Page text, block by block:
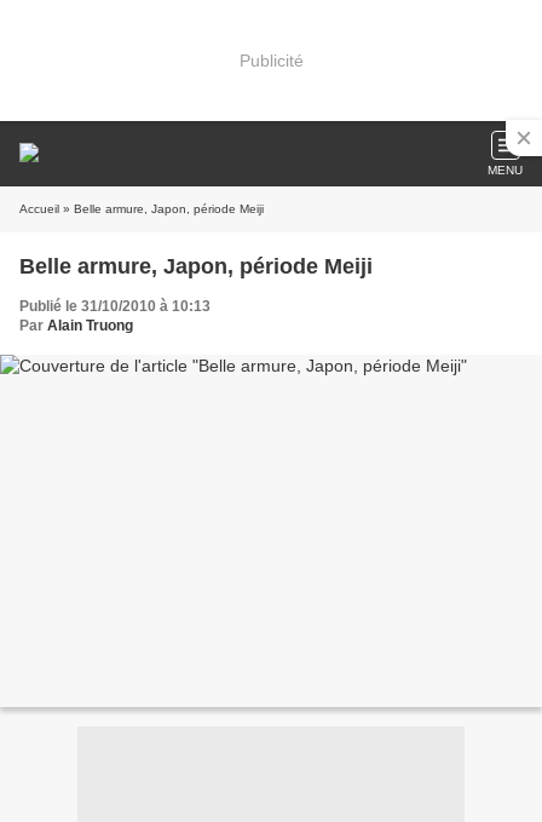
Publicité
MENU
Accueil » Belle armure, Japon, période Meiji
Belle armure, Japon, période Meiji
Publié le 31/10/2010 à 10:13
Par Alain Truong